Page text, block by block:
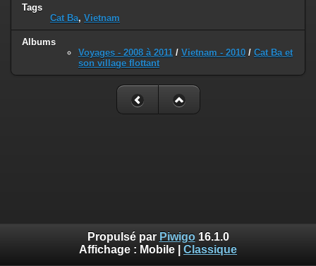
Tags
Cat Ba, Vietnam
Albums
Voyages - 2008 à 2011 / Vietnam - 2010 / Cat Ba et
son village flottant
Propulsé par Piwigo16.1.0
Affichage : Mobile Classique